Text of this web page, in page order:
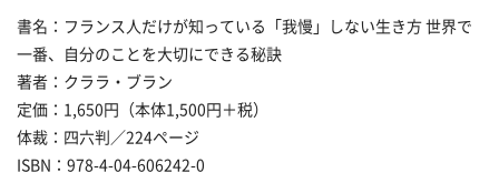
書名：フランス人だけが知っている「我慢」しない生き方 世界で
一番、自分のことを大切にできる秘訣
著者：クララ・ブラン
定価：1,650円（本体1,500円＋税）
体裁：四六判／224ページ
ISBN：978-4-04-606242-0